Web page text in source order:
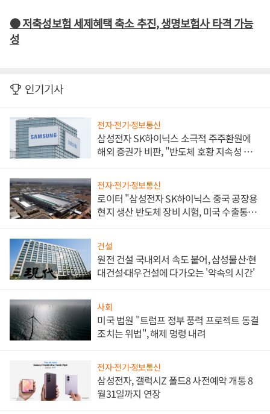
● 저축성보험 세제혜택 축소 추진, 생명보험사 타격 가능
성
인기기사
전자·전기·정보통신
삼성전자 SK하이닉스 소극적 주주환원에
해외 증권가 비판, "반도체 호황 지속성 의
전자·전기·정보통신
로이터 "삼성전자 SK하이닉스 중국 공장용
현지 생산 반도체 장비 시험, 미국 수출통제
건설
원전 건설 국내외서 속도 붙어, 삼성물산·현
대건설·대우건설에 다가오는 '약속의 시간'
사회
미국 법원 "트럼프 정부 풍력 프로젝트 동결
조치는 위법", 해제 명령 내려
전자·전기·정보통신
삼성전자, 갤럭시Z 폴드8 사전예약 개통 8
월31일까지 연장